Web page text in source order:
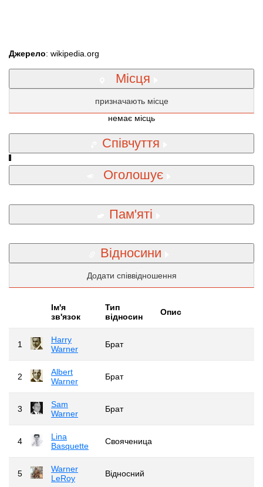
Джерело: wikipedia.org
Місця
призначають місце
немає місць
Співчуття
Оголошує
Пам'яті
Відносини
Додати співвідношення
Iм'я
зв'язок
Тип
відносин
Опис
1
Harry
Warner
Брат
2
Albert
Warner
Брат
3
Sam
Warner
Брат
4
Lina
Basquette
Свояченица
5
Warner
LeRoy
Відносний